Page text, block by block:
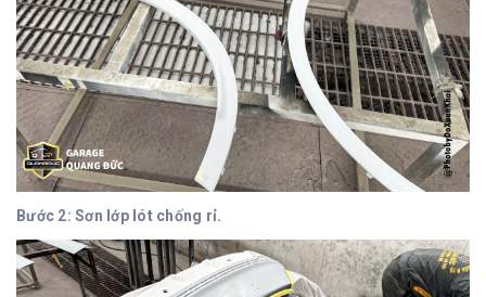
Bước 2: Sơn lớp lót chống rỉ.